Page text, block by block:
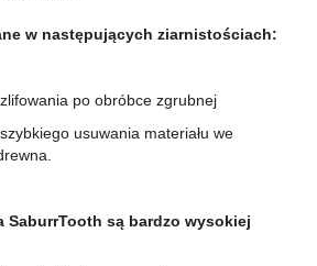
w następujących ziarnistościach:
po obróbce zgrubnej
usuwania materiału we
SaburrTooth są bardzo wysokiej